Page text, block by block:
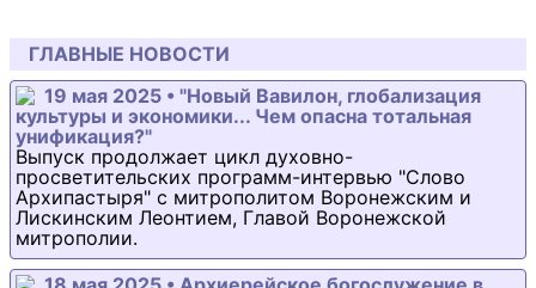
ГЛАВНЫЕ НОВОСТИ
19 мая 2025 • "Новый Вавилон, глобализация
культуры и экономики... Чем опасна тотальная
унификация?"
Выпуск продолжает цикл духовно-
просветительских программ-интервью "Слово
Архипастыря" с митрополитом Воронежским и
Лискинским Леонтием, Главой Воронежской
митрополии.